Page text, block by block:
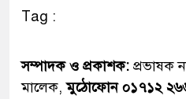
Tag :
সম্পাদক ও প্রকাশক: প্রভাষক
মালেক,মুঠোফোন ০১৭১২